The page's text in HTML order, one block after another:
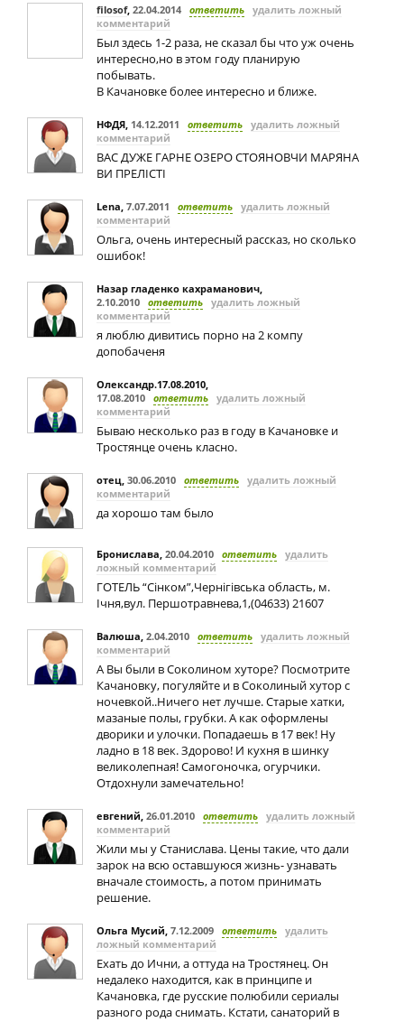
filosof, 22.04.2014 ответить удалить ложный
комментарий
Был здесь 1-2 раза, не сказал бы что уж очень
интересно,но в этом году планирую
побывать.
В Качановке более интересно и ближе.
НФДЯ, 14.12.2011 ответить удалить ложный
комментарий
ВАС ДУЖЕ ГАРНЕ ОЗЕРО СТОЯНОВЧИ МАРЯНА
ВИ ПРЕЛІСТІ
Lena, 7.07.2011 ответить удалить ложный
комментарий
Ольга, очень интересный рассказ, но сколько
ошибок!
Назар гладенко кахраманович,
2.10.2010 ответить удалить ложный
комментарий
я люблю дивитись порно на 2 компу
допобаченя
Олександр.17.08.2010,
17.08.2010 ответить удалить ложный
комментарий
Бываю несколько раз в году в Качановке и
Тростянце очень класно.
отец, 30.06.2010 ответить удалить ложный
комментарий
да хорошо там было
Бронислава, 20.04.2010 ответить удалить
ложный комментарий
ГОТЕЛЬ “Сінком”,Чернігівська область, м.
Ічня,вул. Першотравнева,1,(04633) 21607
Валюша, 2.04.2010 ответить удалить ложный
комментарий
А Вы были в Соколином хуторе? Посмотрите
Качановку, погуляйте и в Соколиный хутор с
ночевкой..Ничего нет лучше. Старые хатки,
мазаные полы, грубки. А как оформлены
дворики и улочки. Попадаешь в 17 век! Ну
ладно в 18 век. Здорово! И кухня в шинку
великолепная! Самогоночка, огурчики.
Отдохнули замечательно!
евгений, 26.01.2010 ответить удалить ложный
комментарий
Жили мы у Станислава. Цены такие, что дали
зарок на всю оставшуюся жизнь- узнавать
вначале стоимость, а потом принимать
решение.
Ольга Мусий, 7.12.2009 ответить удалить
ложный комментарий
Ехать до Ични, а оттуда на Тростянец. Он
недалеко находится, как в принципе и
Качановка, где русские полюбили сериалы
разного рода снимать. Кстати, санаторий в